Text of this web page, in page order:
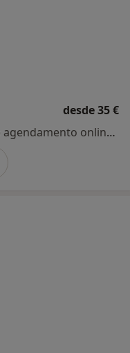
desde 35 €
Esse especialista não oferece agendamento online para esse endereço.